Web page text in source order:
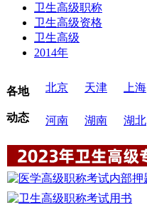
卫生高级职称
卫生高级资格
卫生高级
2014年
各地
动态
北京 天津 上海
河南 湖南 湖北